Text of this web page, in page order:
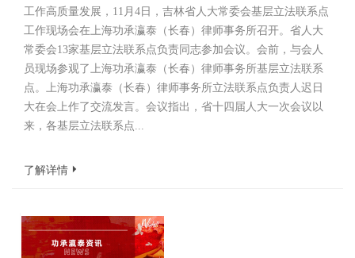
工作高质量发展，11月4日，吉林省人大常委会基层立法联系点
工作现场会在上海功承瀛泰（长春）律师事务所召开。省人大
常委会13家基层立法联系点负责同志参加会议。会前，与会人
员现场参观了上海功承瀛泰（长春）律师事务所基层立法联系
点。上海功承瀛泰（长春）律师事务所立法联系点负责人迟日
大在会上作了交流发言。会议指出，省十四届人大一次会议以
来，各基层立法联系点...
了解详情